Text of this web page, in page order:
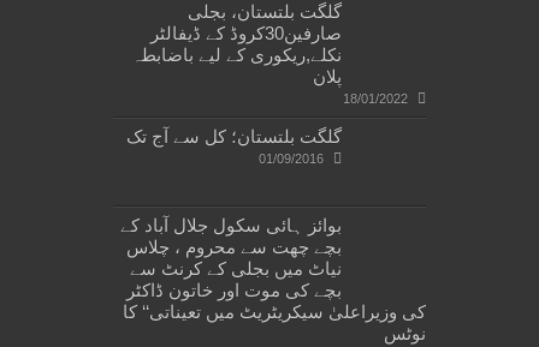
گلگت بلتستان، بجلی
صارفین30کروڈ کے ڈیفالٹر
نکلے,ریکوری کے لیے باضابطہ
پلان
18/01/2022
گلگت بلتستان؛ کل سے آج تک
01/09/2016
بوائز ہائی سکول جلال آباد کے
بچے چھت سے محروم ، چلاس
نیاٹ میں بجلی کے کرنٹ سے
بچے کی موت اور خاتون ڈاکٹر
کی وزیراعلیٰ سیکریٹریٹ میں تعیناتی‘‘ کا
نوٹس